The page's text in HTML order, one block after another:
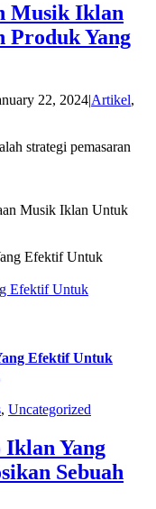
Musik Iklan
Produk Yang
22, 2024|Artikel,
strategi pemasaran
Musik Iklan Untuk
Efektif Untuk
Efektif Untuk
, Uncategorized
Iklan Yang
Sebuah